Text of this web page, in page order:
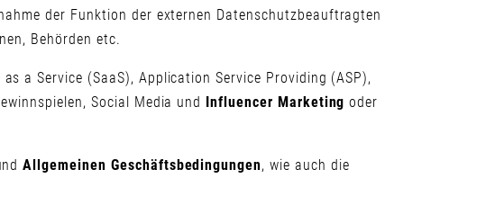
der Funktion der externen Datenschutzbeauftragten
Behörden etc.
a Service (SaaS), Application Service Providing (ASP),
Social Media und Influencer Marketing oder
Allgemeinen Geschäftsbedingungen, wie auch die